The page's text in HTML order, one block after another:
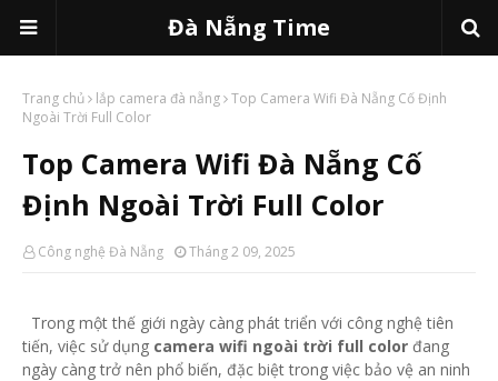
Đà Nẵng Time
Trang chủ lắp camera đà nẵng Top Camera Wifi Đà Nẵng Cố Định
Ngoài Trời Full Color
Top Camera Wifi Đà Nẵng Cố
Định Ngoài Trời Full Color
Công nghệ Đà Nẵng Tháng 2 09, 2025
Trong một thế giới ngày càng phát triển với công nghệ tiên
tiến, việc sử dụng camera wifi ngoài trời full color đang
ngày càng trở nên phổ biến, đặc biệt trong việc bảo vệ an ninh